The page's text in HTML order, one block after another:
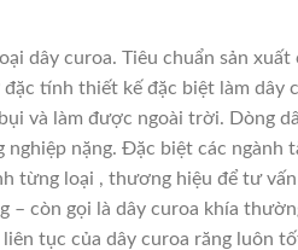
dây curoa. Tiêu chuẩn sản
tính thiết kế đặc biệt làm dây
và làm được ngoài trời. Dòng
nặng. Đặc biệt các ngành
từng loại , thương hiệu để tư
– còn gọi là dây curoa khía
tục của dây curoa răng luôn